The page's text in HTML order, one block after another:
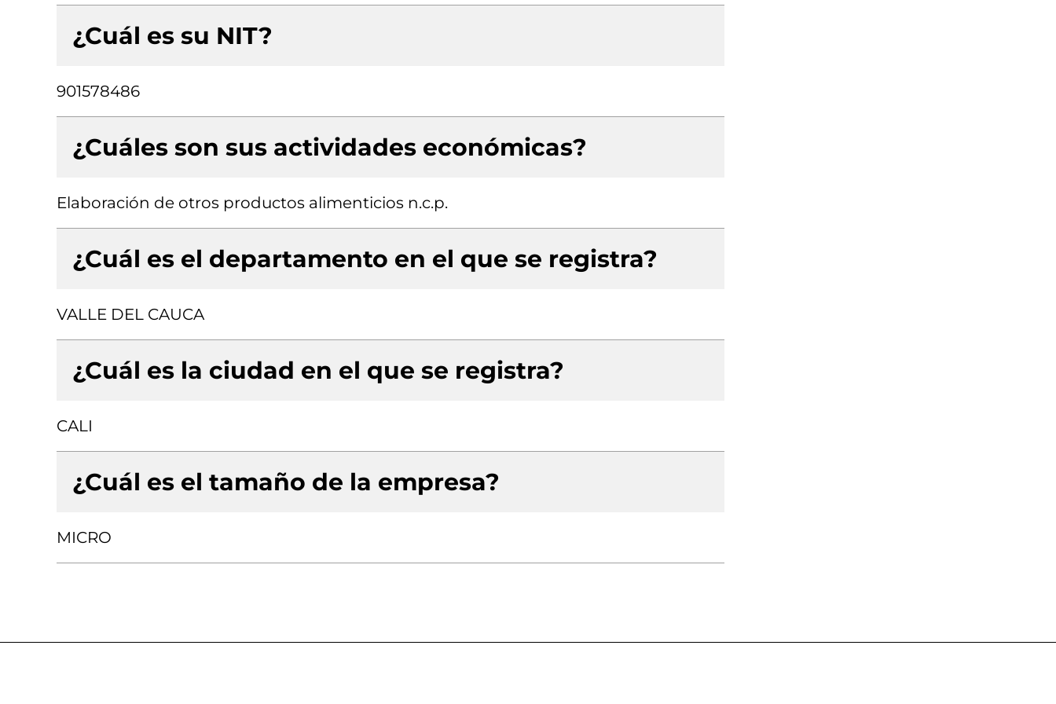
¿Cuál es su NIT?
901578486
¿Cuáles son sus actividades económicas?
Elaboración de otros productos alimenticios n.c.p.
¿Cuál es el departamento en el que se registra?
VALLE DEL CAUCA
¿Cuál es la ciudad en el que se registra?
CALI
¿Cuál es el tamaño de la empresa?
MICRO